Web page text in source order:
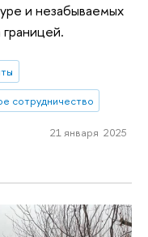
и незабываемых
сотрудничество
21 января 2025